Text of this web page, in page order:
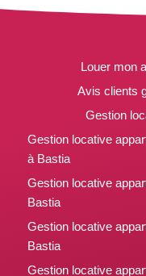
Louer mon
Avis clients
Gestion
Gestion locative
à Bastia
Gestion locative
Bastia
Gestion locative
Bastia
Gestion locative